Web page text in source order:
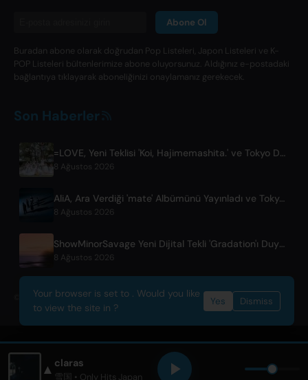
Abone Ol
Buradan abone olarak doğrudan Pop Listeleri, Japon Listeleri ve K-
POP Listeleri bültenlerimize abone oluyorsunuz. Aldığınız e-postadaki
bağlantıya tıklayarak aboneliğinizi onaylamanız gerekecek.
Son Haberler
=LOVE, Yeni Teklisi 'Koi, Hajimemashita.' ve Tokyo Dome Konserlerini Duyurdu
8 Ağustos 2026
AliA, Ara Verdiği 'mate' Albümünü Yayınladı ve Tokyo Canlı Gösterisini Duyurdu
8 Ağustos 2026
ShowMinorSavage Yeni Dijital Tekli 'Gradation'ı Duyurdu
8 Ağustos 2026
© 2026 OnlyHit. All rights reserved. - Metadata provided byACRCloud
▲ claras
雪国 • Only Hits Japan
Your browser is set to . Would you like
to view the site in ?
Yes Dismiss